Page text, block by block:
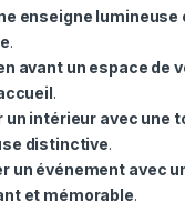
enseigne lumineuse
.
avant un espace de
.
un intérieur avec une
distinctive.
un événement avec
et mémorable.